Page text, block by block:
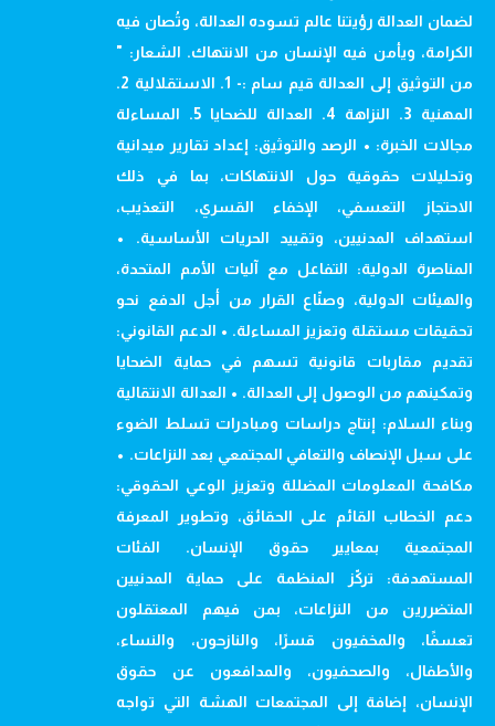
لضمان العدالة رؤيتنا عالم تسوده العدالة، وتُصان فيه
الكرامة، ويأمن فيه الإنسان من الانتهاك. الشعار: "
من التوثيق إلى العدالة قيم سام :- 1. الاستقلالية 2.
المهنية 3. النزاهة 4. العدالة للضحايا 5. المساءلة
مجالات الخبرة: • الرصد والتوثيق: إعداد تقارير ميدانية
وتحليلات حقوقية حول الانتهاكات، بما في ذلك
الاحتجاز التعسفي، الإخفاء القسري، التعذيب،
استهداف المدنيين، وتقييد الحريات الأساسية. •
المناصرة الدولية: التفاعل مع آليات الأمم المتحدة،
والهيئات الدولية، وصنّاع القرار من أجل الدفع نحو
تحقيقات مستقلة وتعزيز المساءلة. • الدعم القانوني:
تقديم مقاربات قانونية تسهم في حماية الضحايا
وتمكينهم من الوصول إلى العدالة. • العدالة الانتقالية
وبناء السلام: إنتاج دراسات ومبادرات تسلط الضوء
على سبل الإنصاف والتعافي المجتمعي بعد النزاعات. •
مكافحة المعلومات المضللة وتعزيز الوعي الحقوقي:
دعم الخطاب القائم على الحقائق، وتطوير المعرفة
المجتمعية بمعايير حقوق الإنسان. الفئات
المستهدفة: تركّز المنظمة على حماية المدنيين
المتضررين من النزاعات، بمن فيهم المعتقلون
تعسفًا، والمخفيون قسرًا، والنازحون، والنساء،
والأطفال، والصحفيون، والمدافعون عن حقوق
الإنسان، إضافة إلى المجتمعات الهشة التي تواجه